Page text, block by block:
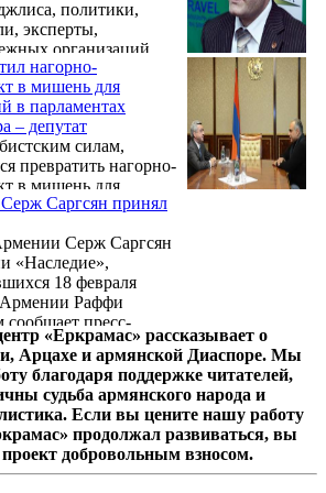
политики,
эксперты,
организаций,
нагорно-
в мишень для
в парламентах
– депутат
силам,
превратить нагорно-
в мишень для
в парламентах
Об этом на
с журналистами
комиссии
Национального
от
Армении Артак
Саргсян принял
Серж Саргсян
«Наследие»,
18 февраля
Армении Раффи
пресс-
Иные
не сообщаются.
«Еркрамас» рассказывает о
Арцахе и армянской Диаспоре. Мы
благодаря поддержке читателей,
судьба армянского народа и
Если вы цените нашу работу
продолжал развиваться, вы
добровольным взносом.